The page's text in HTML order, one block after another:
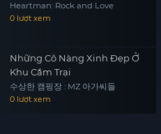
Heartman: Rock and Love
0 lượt xem
Những Cô Nàng Xinh Đẹp Ở
Khu Cắm Trại
수상한 캠핑장 : MZ 아가씨들
0 lượt xem